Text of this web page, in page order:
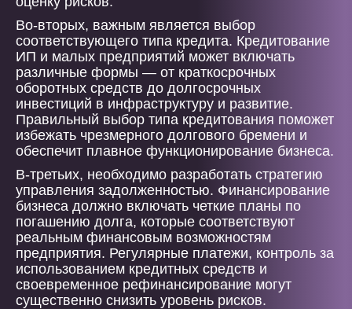
Во-вторых, важным является выбор
соответствующего типа кредита. Кредитование
ИП и малых предприятий может включать
различные формы — от краткосрочных
оборотных средств до долгосрочных
инвестиций в инфраструктуру и развитие.
Правильный выбор типа кредитования поможет
избежать чрезмерного долгового бремени и
обеспечит плавное функционирование бизнеса.
В-третьих, необходимо разработать стратегию
управления задолженностью. Финансирование
бизнеса должно включать четкие планы по
погашению долга, которые соответствуют
реальным финансовым возможностям
предприятия. Регулярные платежи, контроль за
использованием кредитных средств и
своевременное рефинансирование могут
существенно снизить уровень рисков.